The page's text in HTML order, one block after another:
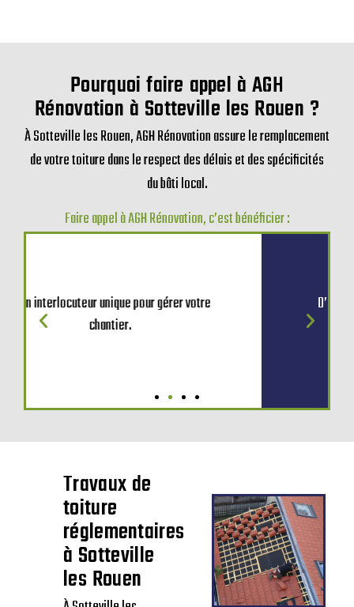
Pourquoi faire appel à AGH
Rénovation à Sotteville les Rouen ?
À Sotteville les Rouen, AGH Rénovation assure le remplacement
de votre toiture dans le respect des délais et des spécificités
du bâti local.
Faire appel à AGH Rénovation, c’est bénéficier :
D’une expertise adaptée à la rénovation
de toitures traditionnelles.
Travaux de
toiture
réglementaires
à Sotteville
les Rouen